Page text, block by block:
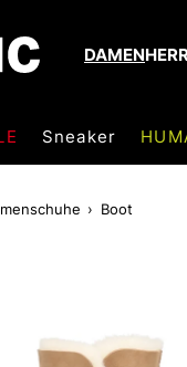
DAMEN
Sneaker
Boot